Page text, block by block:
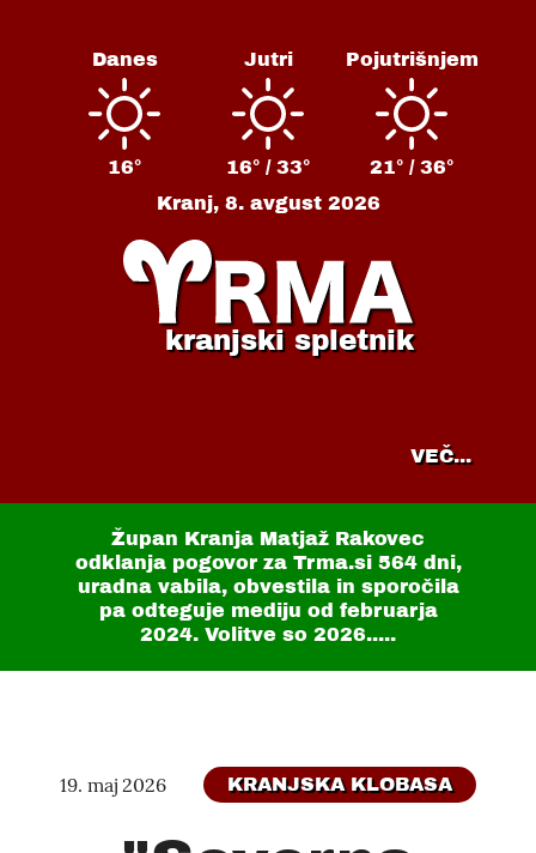
Danes
16°
Jutri
16° / 33°
Pojutrišnjem
21° / 36°
Kranj, 8. avgust 2026
kranjski spletnik
VEČ...
Župan Kranja Matjaž Rakovec
odklanja pogovor za Trma.si 564 dni,
uradna vabila, obvestila in sporočila
pa odteguje mediju od februarja
2024. Volitve so 2026.....
19. maj 2026 KRANJSKA KLOBASA